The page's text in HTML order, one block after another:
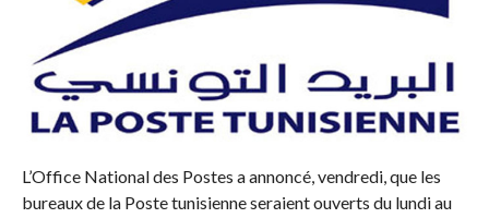
L’Office National des Postes a annoncé, vendredi, que les
bureaux de la Poste tunisienne seraient ouverts du lundi au